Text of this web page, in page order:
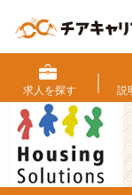
求人を探す 説